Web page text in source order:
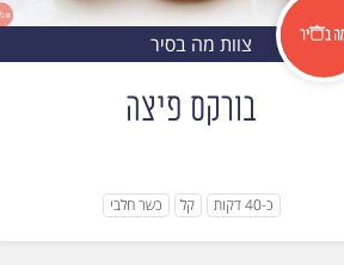
צוות מה בסיר
בורקס פיצה
כ-40 דקות קל כשר חלבי